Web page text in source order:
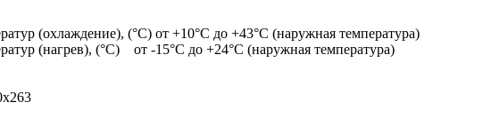
(охлаждение), (°C) от +10°С до +43°С (наружная температура)
(нагрев), (°C) от -15°С до +24°С (наружная температура)